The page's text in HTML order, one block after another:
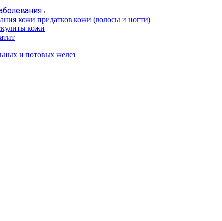
кожи придатков кожи (волосы и ногти)
кожи
и потовых желез